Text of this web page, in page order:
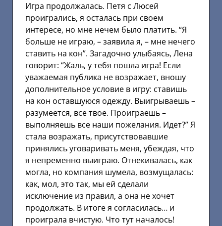
Игра продолжалась. Петя с Люсей
проигрались, я осталась при своем
интересе, но мне нечем было платить. “Я
больше не играю, – заявила я, – мне нечего
ставить на кон”. Загадочно улыбаясь, Лена
говорит: “Жаль, у тебя пошла игра! Если
уважаемая публика не возражает, вношу
дополнительное условие в игру: ставишь
на кон оставшуюся одежду. Выигрываешь –
разумеется, все твое. Проиграешь –
выполняешь все наши пожелания. Идет?” Я
стала возражать, присутствовавшие
принялись уговаривать меня, убеждая, что
я непременно выиграю. Отнекивалась, как
могла, но компания шумела, возмущалась:
как, мол, это так, мы ей сделали
исключение из правил, а она не хочет
продолжать. В итоге я согласилась… и
проиграла вчистую. Что тут началось!